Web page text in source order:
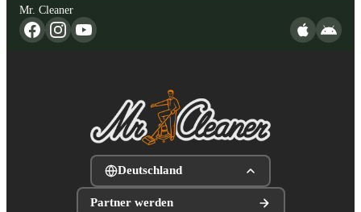
Mr. Cleaner
Deutschland
Partner werden